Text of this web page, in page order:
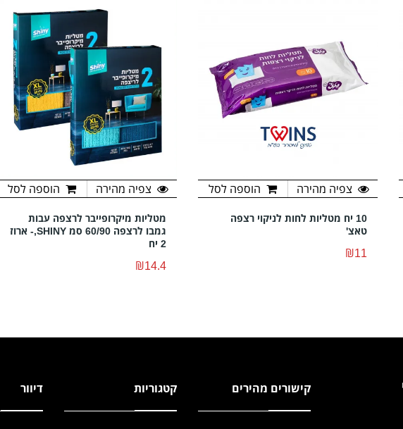
צפיה מהירה הוספה לסל
10 יח מטליות לחות לניקוי רצפה
טאצ'
₪11
צפיה מהירה הוספה לסל
מטליות מיקרופייבר לרצפה עבות
גמבו לרצפה 60/90 סמ SHINY,- ארוז
2 יח
₪14.4
קישורים מהירים קטגוריות דיוור